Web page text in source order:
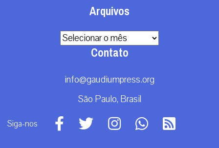
Arquivos
Arquivos
Contato
info@gaudiumpress.org
São Paulo, Brasil
Siga-nos